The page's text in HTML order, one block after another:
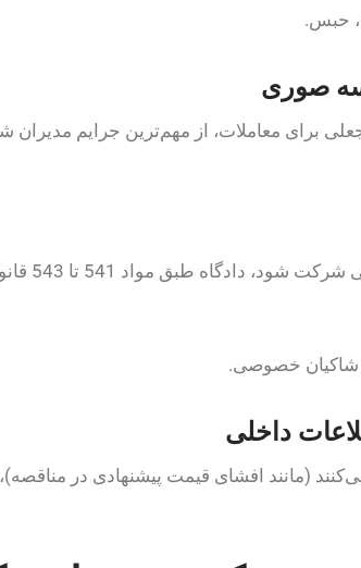
حبس.
جعلی برای معاملات، از مهم‌ترین جرایم
در صورت
شاکیان خصوصی.
(مانند افشای قیمت پیشنهادی در